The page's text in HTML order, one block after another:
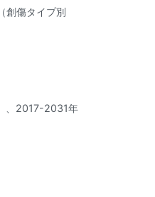
創傷タイプ別
、2017-2031年